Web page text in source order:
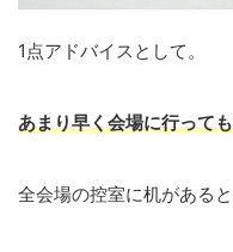
1点アドバイスとして。
あまり早く会場に行って
全会場の控室に机があると